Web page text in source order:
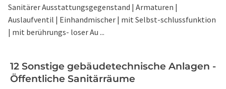
Sanitärer Ausstattungsgegenstand | Armaturen |
Auslaufventil | Einhandmischer | mit Selbst-schlussfunktion
| mit berührungs- loser Au ...
12 Sonstige gebäudetechnische Anlagen -
Öffentliche Sanitärräume